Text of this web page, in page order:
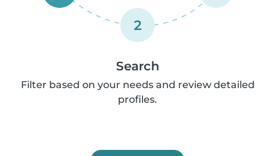
2
Search
Filter based on your needs and review detailed
profiles.